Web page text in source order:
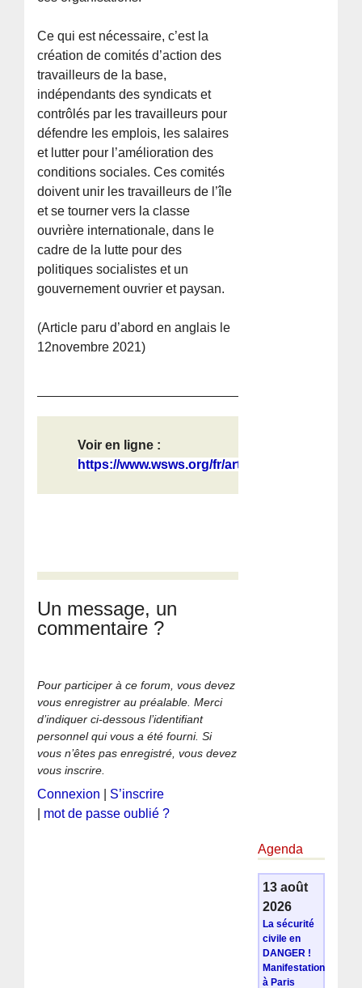
Ce qui est nécessaire, c’est la
création de comités d’action des
travailleurs de la base,
indépendants des syndicats et
contrôlés par les travailleurs pour
défendre les emplois, les salaires
et lutter pour l’amélioration des
conditions sociales. Ces comités
doivent unir les travailleurs de l’île
et se tourner vers la classe
ouvrière internationale, dans le
cadre de la lutte pour des
politiques socialistes et un
gouvernement ouvrier et paysan.
(Article paru d’abord en anglais le
12novembre 2021)
Voir en ligne :
https://www.wsws.org/fr/articles/20...
Un message, un
commentaire ?
Pour participer à ce forum, vous devez
vous enregistrer au préalable. Merci
d’indiquer ci-dessous l’identifiant
personnel qui vous a été fourni. Si
vous n’êtes pas enregistré, vous devez
vous inscrire.
Connexion
S’inscrire
mot de passe oublié ?
Agenda
13 août
2026
La sécurité
civile en
DANGER !
Manifestation
à Paris